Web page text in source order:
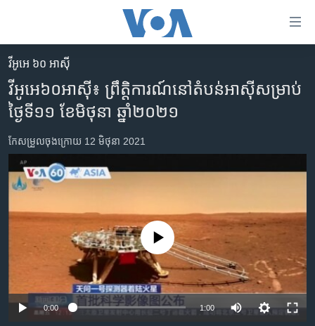
គេហទំព័រ​
ទាក់ទង
រំលង​
និង​
ទៅ​​
ព័ត៌មាន​​
ម្តង
រចនា
កម្ពុជា
អន្តរជាតិ
អាមេរិក
ហេឡូវីអូអេ
ព្រឹត្តិការណ៍ព័ត៌មាន
ទូរទស្សន៍ / វីដេអូ​
វិទ្យុ / ផតខាសថ៍
កម្មវិធីទាំងអស់
វីអូអេ ៦០ អាស៊ី
វីអូអេ៦០អាស៊ី៖ ព្រឹត្តិការណ៍​នៅ​តំបន់​អាស៊ី​សម្រាប់​
ថ្ងៃទី១១ ខែមិថុនា ឆ្នាំ២០២១
កែសម្រួល​ចុង​ក្រោយ 12 មិថុនា 2021
No media source currently available
0:00 1:00